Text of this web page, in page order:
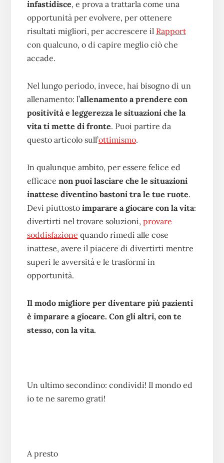
infastidisce, e prova a trattarla come una
opportunità per evolvere, per ottenere
risultati migliori, per accrescere il Rapport
con qualcuno, o di capire meglio ciò che
accade.
Nel lungo periodo, invece, hai bisogno di un
allenamento: l’allenamento a prendere con
positività e leggerezza le situazioni che la
vita ti mette di fronte. Puoi partire da
questo articolo sull’ottimismo.
In qualunque ambito, per essere felice ed
efficace non puoi lasciare che le situazioni
inattese diventino bastoni tra le tue ruote.
Devi piuttosto imparare a giocare con la vita:
divertirti nel trovare soluzioni, provare
soddisfazione quando rimedi alle cose
inattese, avere il piacere di divertirti mentre
superi le avversità e le trasformi in
opportunità.
Il modo migliore per diventare più pazienti
è imparare a giocare. Con gli altri, con te
stesso, con la vita.
Un ultimo secondino: condividi! Il mondo ed
io te ne saremo grati!
A presto